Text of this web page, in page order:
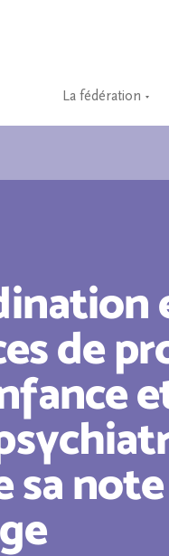
La fédération
de
sa